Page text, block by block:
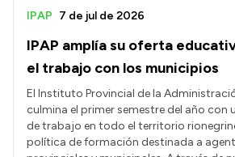
IPAP amplía su oferta
el trabajo con los municipios
IPAP 7 de jul de 2026
El Instituto Provincial de la
culmina el primer semestre del año con
de trabajo en todo el territorio
política de formación destinada a